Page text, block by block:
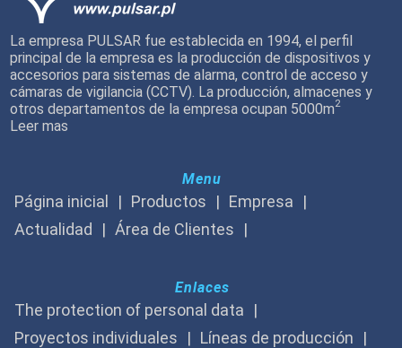
La empresa PULSAR fue establecida en 1994, el perfil
principal de la empresa es la producción de dispositivos y
accesorios para sistemas de alarma, control de acceso y
cámaras de vigilancia (CCTV). La producción, almacenes y
otros departamentos de la empresa ocupan 5000m2
Leer mas
Menu
Página inicial Productos
Empresa
Actualidad
Área de Clientes
Enlaces
The protection of personal data
Proyectos individuales
Líneas de producción